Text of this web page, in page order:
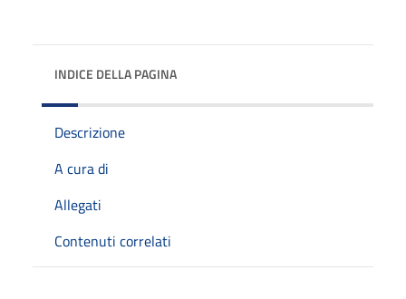
INDICE DELLA PAGINA
Descrizione
A cura di
Allegati
Contenuti correlati